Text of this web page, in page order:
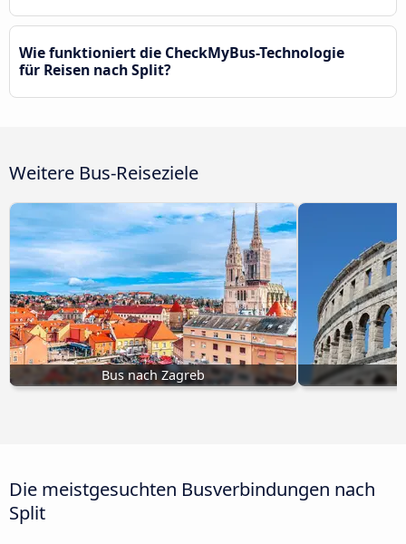
Wie funktioniert die CheckMyBus-Technologie
für Reisen nach Split?
Weitere Bus-Reiseziele
Bus nach Zagreb
Die meistgesuchten Busverbindungen nach
Split